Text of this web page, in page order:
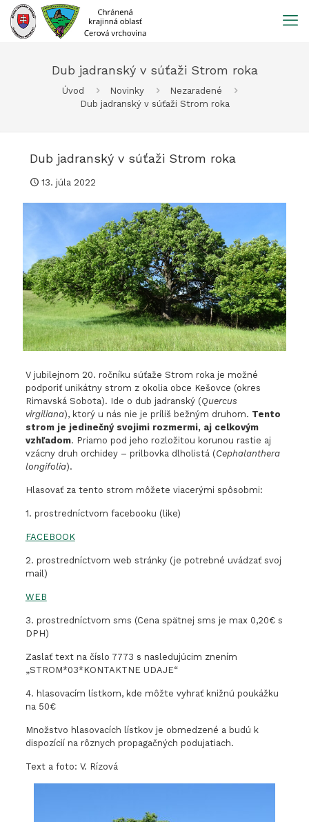
Prejsť
obsah
Dub jadranský v súťaži Strom roka
Úvod Novinky
Nezaradené
Dub jadranský v súťaži Strom roka
Dub jadranský v súťaži Strom roka
13. júla 2022
V jubilejnom 20. ročníku súťaže Strom roka je možné
podporiť unikátny strom z okolia obce Kešovce (okres
Rimavská Sobota). Ide o dub jadranský (Quercus
virgiliana), ktorý u nás nie je príliš bežným druhom. Tento
strom je jedinečný svojimi rozmermi, aj celkovým
vzhľadom. Priamo pod jeho rozložitou korunou rastie aj
vzácny druh orchidey – prilbovka dlholistá (Cephalanthera
longifolia).
Hlasovať za tento strom môžete viacerými spôsobmi:
1. prostredníctvom facebooku (like)
FACEBOOK
2. prostredníctvom web stránky (je potrebné uvádzať svoj
mail)
WEB
3. prostredníctvom sms (Cena spätnej sms je max 0,20€ s
DPH)
Zaslať text na číslo 7773 s nasledujúcim znením
„STROM*03*KONTAKTNE UDAJE“
4. hlasovacím lístkom, kde môžte vyhrať knižnú poukážku
na 50€
Množstvo hlasovacích lístkov je obmedzené a budú k
dispozícií na rôznych propagačných podujatiach.
Text a foto: V. Rízová